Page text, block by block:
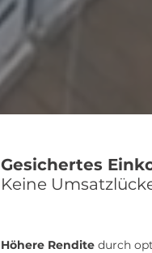
Gesichertes
Keine
Höhere Rendite durch